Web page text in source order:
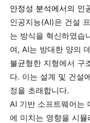
안정성 분석에서의 인
인공지능(AI)은 건설
는 방식을 혁신하였습
여, AI는 방대한 양의
불균형한 지형에서 구
다. 이는 설계 및 건설
정을 초래합니다.
AI 기반 소프트웨어는
에 미치는 영향을 시